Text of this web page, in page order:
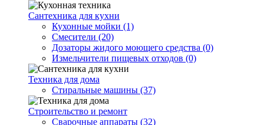
Сантехника для кухни
Кухонные мойки (1)
Смесители (20)
Дозаторы жидого моющего средства (0)
Измельчители пищевых отходов (0)
Техника для дома
Стиральные машины (37)
Строительство и ремонт
Сварочные аппараты (32)